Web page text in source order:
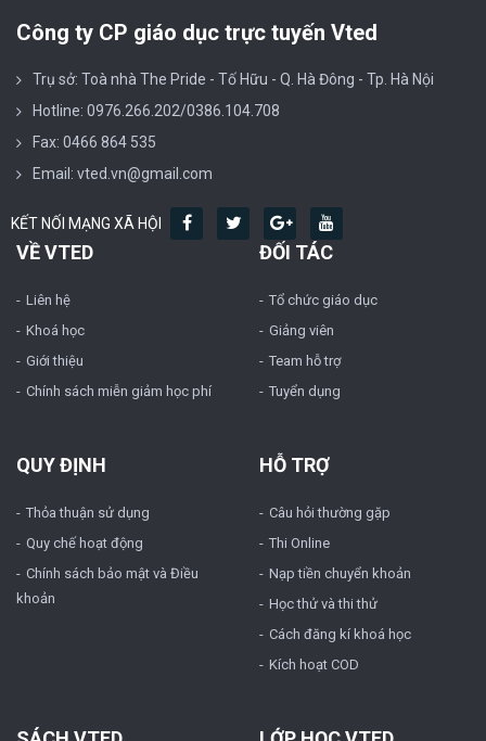
Công ty CP giáo dục trực tuyến Vted
Trụ sở: Toà nhà The Pride - Tố Hữu - Q. Hà Đông - Tp. Hà Nội
Hotline: 0976.266.202/0386.104.708
Fax: 0466 864 535
Email: vted.vn@gmail.com
KẾT NỐI MẠNG XÃ HỘI
VỀ VTED
Liên hệ
Khoá học
Giới thiệu
Chính sách miễn giảm học phí
ĐỐI TÁC
Tổ chức giáo dục
Giảng viên
Team hỗ trợ
Tuyển dụng
QUY ĐỊNH
Thỏa thuận sử dụng
Quy chế hoạt động
Chính sách bảo mật và Điều
khoản
HỖ TRỢ
Câu hỏi thường gặp
Thi Online
Nạp tiền chuyển khoản
Học thử và thi thử
Cách đăng kí khoá học
Kích hoạt COD